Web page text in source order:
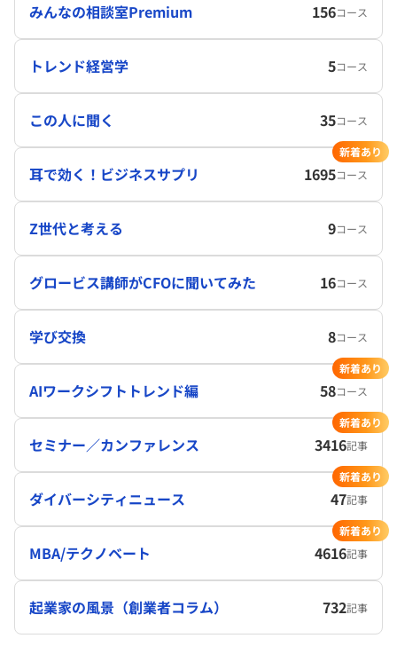
みんなの相談室Premium 156コース
トレンド経営学 5コース
この人に聞く 35コース
耳で効く！ビジネスサプリ 1695コース
新着あり
Z世代と考える 9コース
グロービス講師がCFOに聞いてみた 16コース
学び交換 8コース
AIワークシフトトレンド編 58コース
新着あり
セミナー／カンファレンス 3416記事
新着あり
ダイバーシティニュース 47記事
新着あり
MBA/テクノベート 4616記事
新着あり
起業家の風景（創業者コラム） 732記事